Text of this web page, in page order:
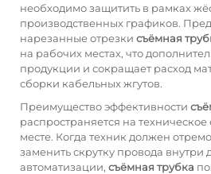
необходимо защитить в рамках
производственных графиков.
нарезанные отрезки съёмная
на рабочих местах, что
продукции и сокращает расход
сборки кабельных жгутов.
Преимущество эффективности
распространяется на
месте. Когда техник должен
заменить скрутку провода
автоматизации, съёмная трубка